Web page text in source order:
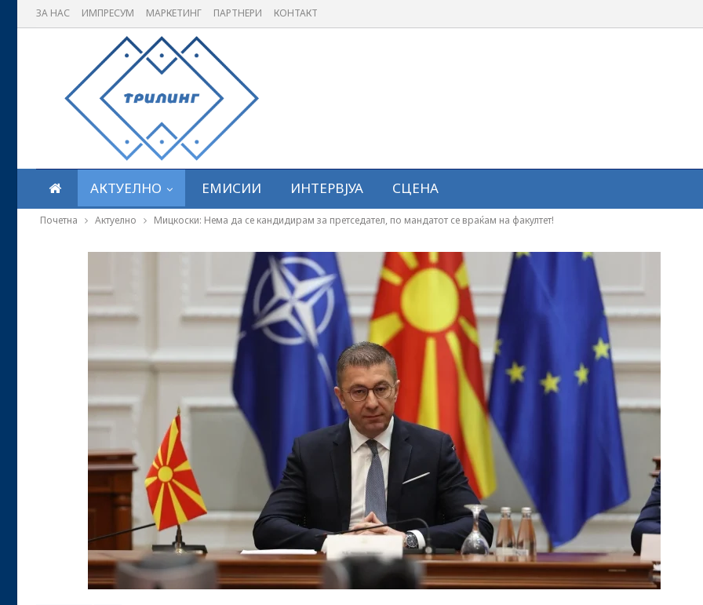
ЗА НАС ИМПРЕСУМ МАРКЕТИНГ ПАРТНЕРИ КОНТАКТ
АКТУЕЛНО ЕМИСИИ ИНТЕРВЈУА СЦЕНА
Почетна Актуелно Мицкоски: Нема да се кандидирам за претседател, по мандатот се враќам на факултет!